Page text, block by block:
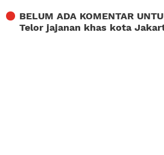
BELUM ADA KOMENTAR
Telor jajanan khas kota